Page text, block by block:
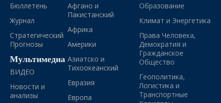
Бюллетень
Журнал
Стратегический
Прогнозы
Мультимедиа
ВИДЕО
Новости и
анализы
Афгано и
Пакистанский
Африка
Америки
Азиатско и
Тихоокеанский
Евразия
Европа
Образование
Климат и Энергетика
Права Человека,
Демократия и
Гражданское
Общество
Геополитика,
Логистика и
Транспортные